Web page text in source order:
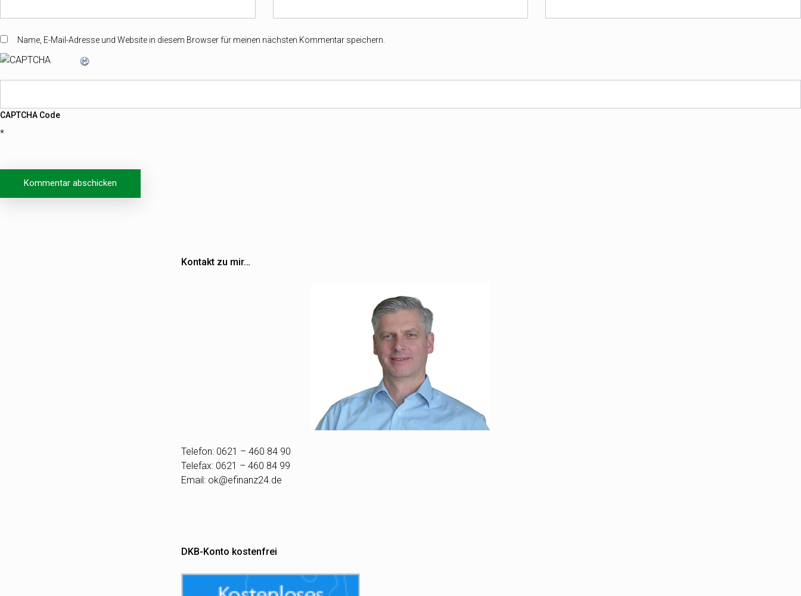
Name, E-Mail-Adresse und Website in diesem Browser für meinen nächsten Kommentar speichern.
CAPTCHA Code
*
Beitragsnavigation
Kontakt zu mir…
Telefon: 0621 – 460 84 90
Telefax: 0621 – 460 84 99
Email: ok@efinanz24.de
DKB-Konto kostenfrei